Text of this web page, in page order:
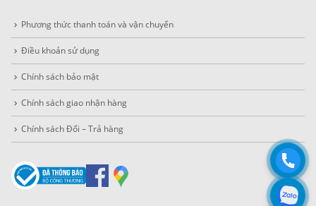
Phương thức thanh toán và vận chuyển
Điều khoản sử dụng
Chính sách bảo mật
Chính sách giao nhận hàng
Chính sách Đổi – Trả hàng